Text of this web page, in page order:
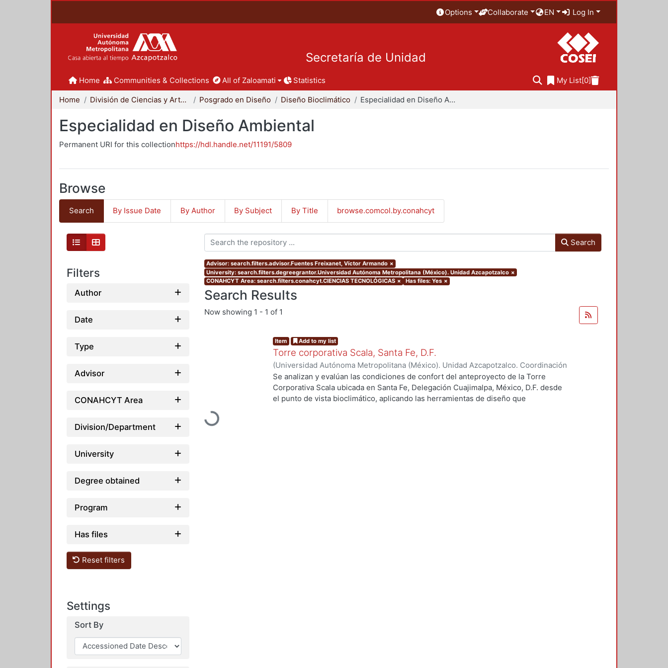
Options Collaborate EN Log In
Secretaría de Unidad
Home Communities & Collections All of Zaloamati Statistics My List[0]
Home División de Ciencias y Artes para el Diseño Posgrado en Diseño Diseño Bioclimático Especialidad en Diseño Ambiental
Especialidad en Diseño Ambiental
Permanent URI for this collectionhttps://hdl.handle.net/11191/5809
Browse
Search By Issue Date By Author By Subject By Title browse.comcol.by.conahcyt
Filters
Author
Date
Type
Advisor
CONAHCYT Area
Division/Department
University
Degree obtained
Program
Has files
Reset filters
Settings
Sort By
Search
Advisor: search.filters.advisor.Fuentes Freixanet, Víctor Armando ×
University: search.filters.degreegrantor.Universidad Autónoma Metropolitana (México). Unidad Azcapotzalco ×
CONAHCYT Area: search.filters.conahcyt.CIENCIAS TECNOLÓGICAS × Has files: Yes ×
Search Results
Now showing 1 - 1 of 1
Loading...
Item Add to my list
Torre corporativa Scala, Santa Fe, D.F.
(Universidad Autónoma Metropolitana (México). Unidad Azcapotzalco. Coordinación
de Servicios de Información.,1999)Corro Eguia, Guillermo Heriberto
Se analizan y evalúan las condiciones de confort del anteproyecto de la Torre
Corporativa Scala ubicada en Santa Fe, Delegación Cuajimalpa, México, D.F. desde
el punto de vista bioclimático, aplicando las herramientas de diseño que